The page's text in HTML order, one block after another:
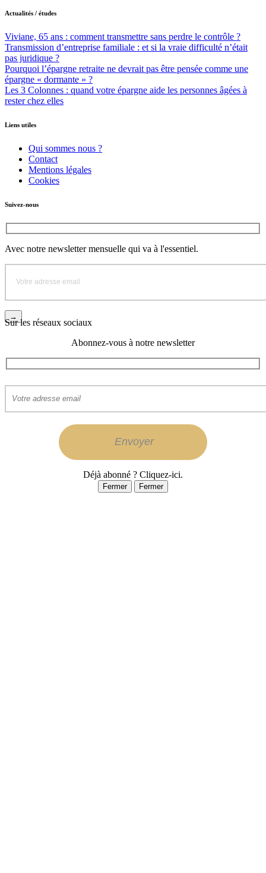
Actualités / études
Viviane, 65 ans : comment transmettre sans perdre le contrôle ?
Transmission d’entreprise familiale : et si la vraie difficulté n’était
pas juridique ?
Pourquoi l’épargne retraite ne devrait pas être pensée comme une
épargne « dormante » ?
Les 3 Colonnes : quand votre épargne aide les personnes âgées à
rester chez elles
Liens utiles
Qui sommes nous ?
Contact
Mentions légales
Cookies
Suivez-nous
Avec notre newsletter mensuelle qui va à l'essentiel.
Sur les réseaux sociaux
Abonnez-vous à notre newsletter
Déjà abonné ? Cliquez-ici.
Fermer Fermer